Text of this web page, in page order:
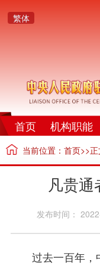
繁体
首页 机构职能
当前位置： 首页>>
凡贵
发布时间：
过去一百年，